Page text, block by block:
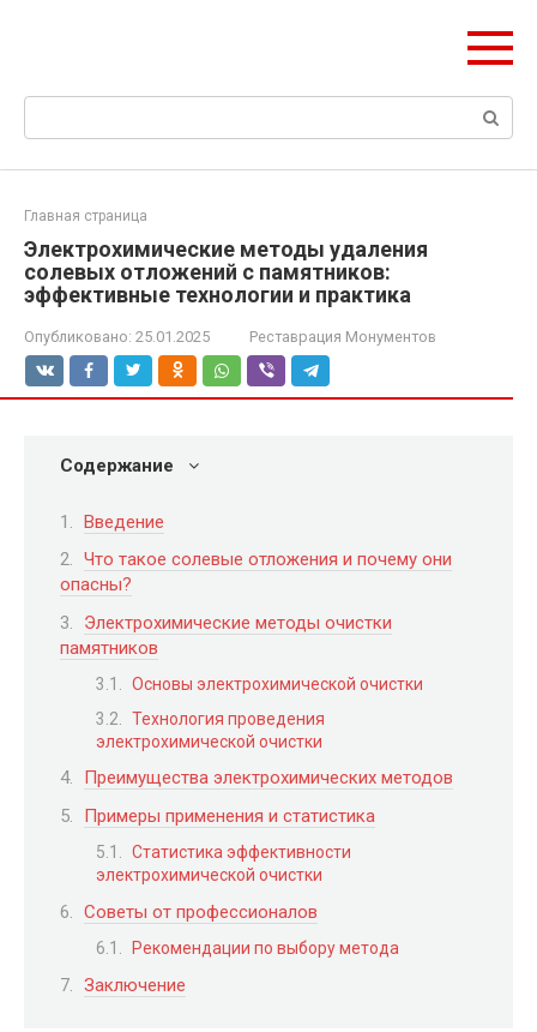
Поиск:
Главная страница
Электрохимические методы удаления
солевых отложений с памятников:
эффективные технологии и практика
Опубликовано: 25.01.2025 Реставрация Монументов
Содержание
Введение
Что такое солевые отложения и почему они
опасны?
Электрохимические методы очистки
памятников
Основы электрохимической очистки
Технология проведения
электрохимической очистки
Преимущества электрохимических методов
Примеры применения и статистика
Статистика эффективности
электрохимической очистки
Советы от профессионалов
Рекомендации по выбору метода
Заключение